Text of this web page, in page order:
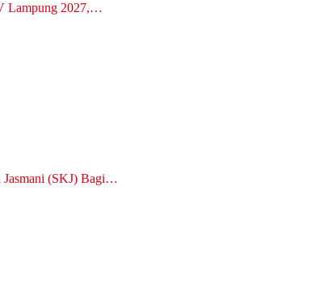
Lampung 2027,…
Jasmani (SKJ) Bagi…